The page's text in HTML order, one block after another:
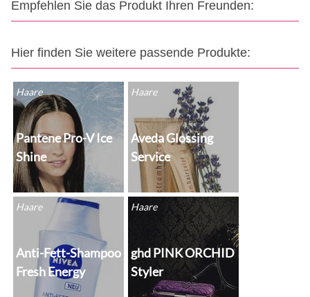
Empfehlen Sie das Produkt Ihren Freunden:
Hier finden Sie weitere passende Produkte:
Haare
Pantene Pro-V Ice
Shine
Haare
Aveda Glossing
Service
Haare
Anti-Fett-Shampoo
Fresh Energy
Haare
ghd PINK ORCHID
Styler